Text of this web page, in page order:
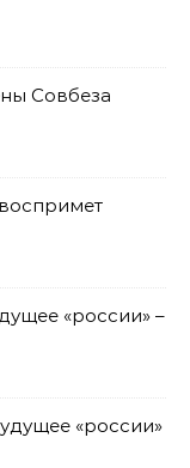
Совбеза
«россии» –
«россии»